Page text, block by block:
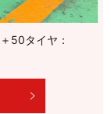
50タイヤ：